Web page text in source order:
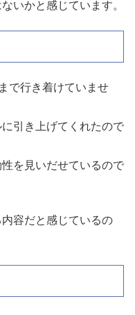
いかと感じています。
で行き着けていませ
引き上げてくれたので
を見いだせているので
容だと感じているの